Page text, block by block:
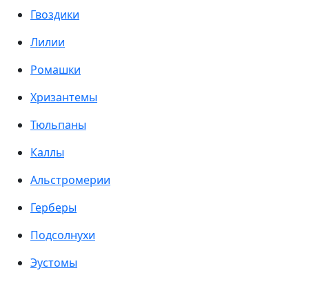
Гвоздики
Лилии
Ромашки
Хризантемы
Тюльпаны
Каллы
Альстромерии
Герберы
Подсолнухи
Эустомы